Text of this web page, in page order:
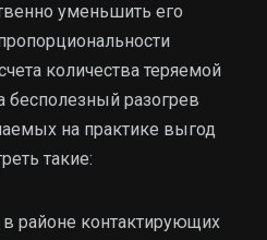
уменьшить его
количества теряемой
бесполезный разогрев
на практике выгод
такие:
в районе контактирующих